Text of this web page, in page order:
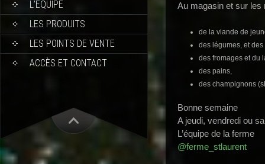
L’ÉQUIPE
LES PRODUITS
LES POINTS DE VENTE
ACCÈS ET CONTACT
Au magasin et sur
de la viande de
des légumes, et des
des fromages et du
des pains,
des champignons
Bonne semaine
A jeudi, vendredi ou
L’équipe de la ferme
@ferme_stlaurent